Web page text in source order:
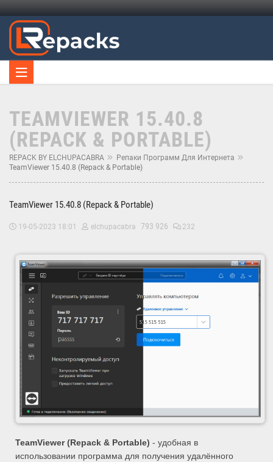
TEAMVIEWER 15.40.8
(REPACK & PORTABLE)
REPACK BY ELCHUPACABRA
Репаки Программ Для Интернета
TeamViewer 15.40.8 (Repack & Portable)
TeamViewer 15.40.8 (Repack & Portable)
19-05-2023 18:01 elchupacabra 793 926 232
TeamViewer (Repack & Portable) - удобная в
использовании программа для получения удалённого